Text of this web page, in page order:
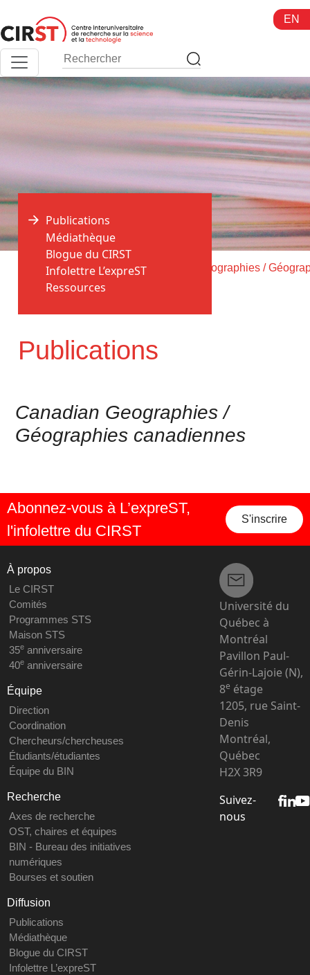
au
contenu
EN
Accueil > Publications >
Publications
Publications
Médiathèque
Blogue du CIRST
Infolettre L’expreST
Ressources
Canadian Geographies /
Géographies canadiennes
Abonnez-vous à L’expreST,
l'infolettre du CIRST
S'inscrire
À propos
Le CIRST
Comités
Programmes STS
Maison STS
35eanniversaire
40eanniversaire
Équipe
Direction
Coordination
Chercheurs/chercheuses
Étudiants/étudiantes
Équipe du BIN
Recherche
Axes de recherche
OST, chaires et équipes
BIN - Bureau des initiatives
numériques
Bourses et soutien
Diffusion
Publications
Médiathèque
Blogue du CIRST
Infolettre L’expreST
Université du
Québec à
Montréal
Pavillon Paul-
Gérin-Lajoie (N),
8e étage
1205, rue Saint-
Denis
Montréal,
Québec
H2X 3R9
Suivez-
nous